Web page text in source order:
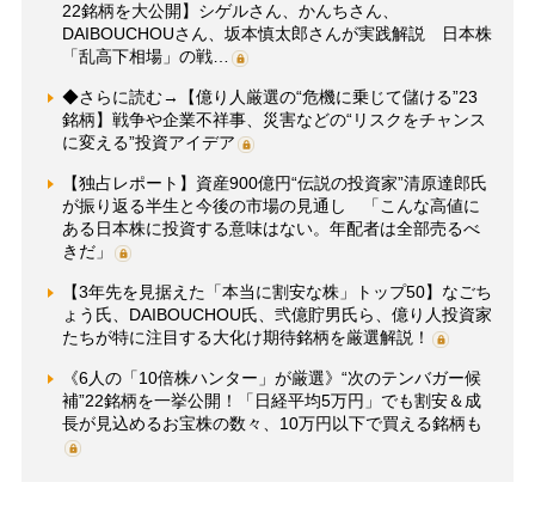
22銘柄を大公開】シゲルさん、かんちさん、
DAIBOUCHOUさん、坂本慎太郎さんが実践解説 日本株
「乱高下相場」の戦…
◆さらに読む→【億り人厳選の“危機に乗じて儲ける”23
銘柄】戦争や企業不祥事、災害などの“リスクをチャンス
に変える”投資アイデア
【独占レポート】資産900億円“伝説の投資家”清原達郎氏
が振り返る半生と今後の市場の見通し 「こんな高値に
ある日本株に投資する意味はない。年配者は全部売るべ
きだ」
【3年先を見据えた「本当に割安な株」トップ50】なごち
ょう氏、DAIBOUCHOU氏、弐億貯男氏ら、億り人投資家
たちが特に注目する大化け期待銘柄を厳選解説！
《6人の「10倍株ハンター」が厳選》“次のテンバガー候
補”22銘柄を一挙公開！「日経平均5万円」でも割安＆成
長が見込めるお宝株の数々、10万円以下で買える銘柄も